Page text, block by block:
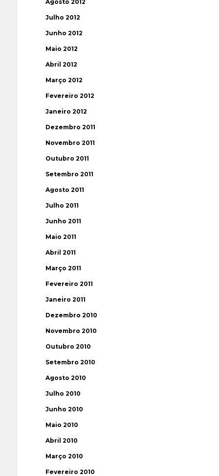
Agosto 2012
Julho 2012
Junho 2012
Maio 2012
Abril 2012
Março 2012
Fevereiro 2012
Janeiro 2012
Dezembro 2011
Novembro 2011
Outubro 2011
Setembro 2011
Agosto 2011
Julho 2011
Junho 2011
Maio 2011
Abril 2011
Março 2011
Fevereiro 2011
Janeiro 2011
Dezembro 2010
Novembro 2010
Outubro 2010
Setembro 2010
Agosto 2010
Julho 2010
Junho 2010
Maio 2010
Abril 2010
Março 2010
Fevereiro 2010